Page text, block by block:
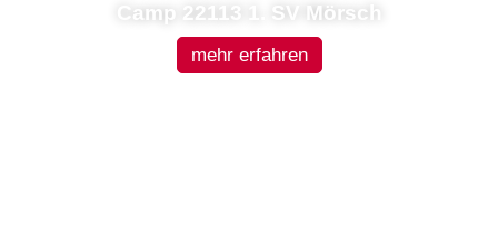
Camp 22113 1. SV Mörsch
mehr erfahren